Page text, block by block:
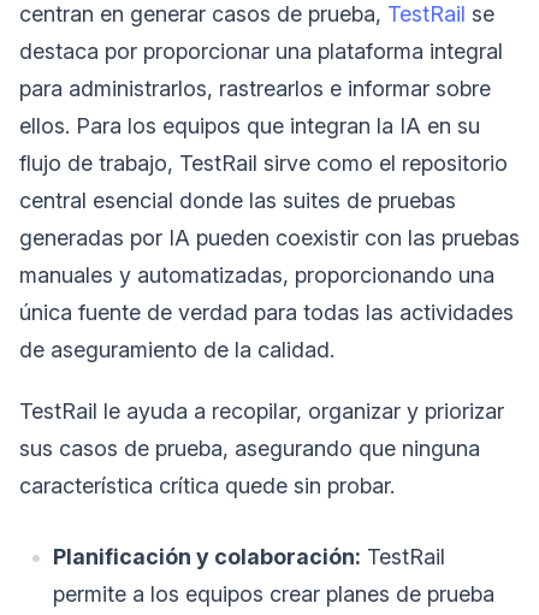
centran en generar casos de prueba, TestRail se
destaca por proporcionar una plataforma integral
para administrarlos, rastrearlos e informar sobre
ellos. Para los equipos que integran la IA en su
flujo de trabajo, TestRail sirve como el repositorio
central esencial donde las suites de pruebas
generadas por IA pueden coexistir con las pruebas
manuales y automatizadas, proporcionando una
única fuente de verdad para todas las actividades
de aseguramiento de la calidad.
TestRail le ayuda a recopilar, organizar y priorizar
sus casos de prueba, asegurando que ninguna
característica crítica quede sin probar.
Planificación y colaboración: TestRail
permite a los equipos crear planes de prueba